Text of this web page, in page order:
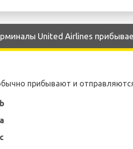
United Airlines
прибывают и